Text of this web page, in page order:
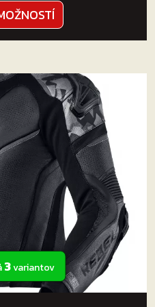
produkt
má
variantov.
Možnosti
si
môžete
vybrať
stránke
produktu.
3variantov